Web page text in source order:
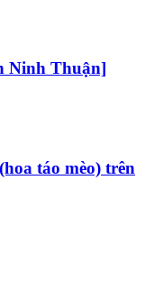
Ninh Thuận]
táo mèo) trên